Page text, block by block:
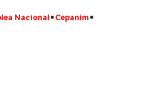
Nacional Cepanim